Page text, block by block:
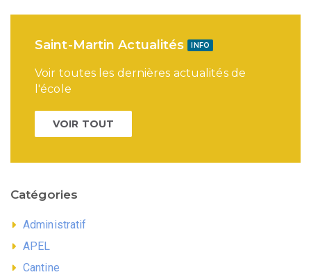
Saint-Martin Actualités INFO
Voir toutes les dernières actualités de
l'école
VOIR TOUT
Catégories
Administratif
APEL
Cantine